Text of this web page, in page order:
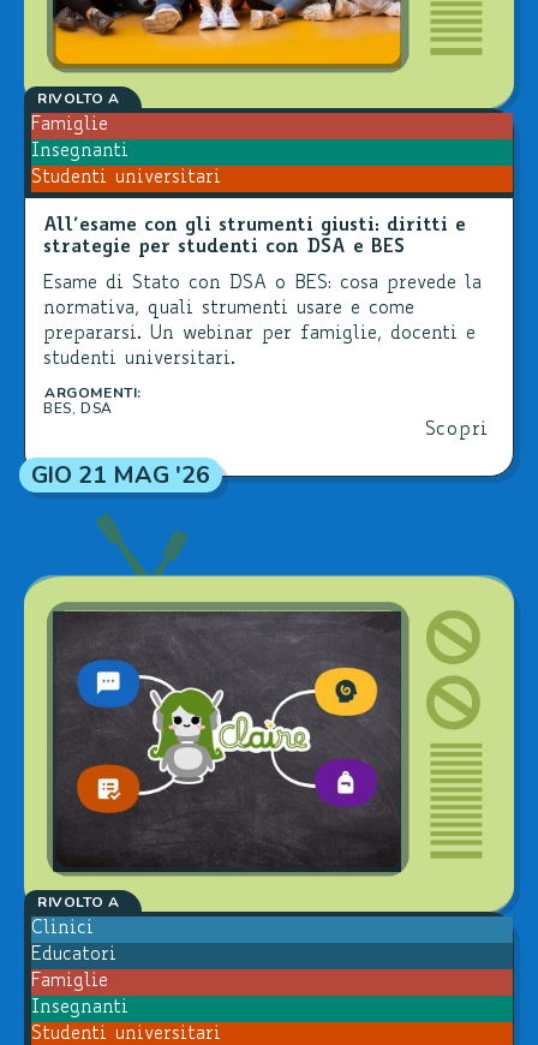
RIVOLTO A
Famiglie
Insegnanti
Studenti universitari
All’esame con gli strumenti giusti: diritti e
strategie per studenti con DSA e BES
Esame di Stato con DSA o BES: cosa prevede la
normativa, quali strumenti usare e come
prepararsi. Un webinar per famiglie, docenti e
studenti universitari.
ARGOMENTI:
BES,DSA
Scopri
GIO 21 MAG '26
RIVOLTO A
Clinici
Educatori
Famiglie
Insegnanti
Studenti universitari